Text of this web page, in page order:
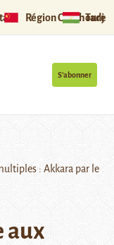
Région Ouïghoure
S’abonner
: Akkara par le
aux